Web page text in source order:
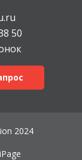
50
2024